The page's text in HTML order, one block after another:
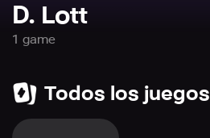
D. Lott
1 game
Todos los juegos